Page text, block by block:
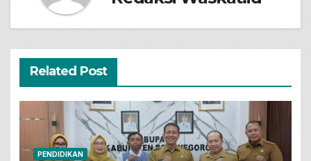
Related Post
PENDIDIKAN